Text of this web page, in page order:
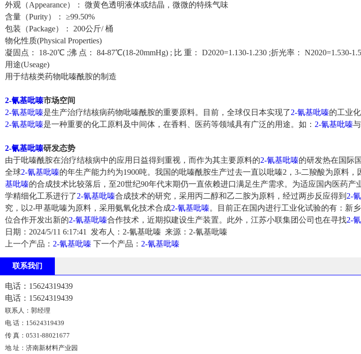
外观（Appearance）： 微黄色透明液体或结晶，微微的特殊气味
含量（Purity）： ≥99.50%
包装（Package）： 200公斤/ 桶
物化性质(Physical Properties)
凝固点： 18-20℃ ;沸 点： 84-87℃(18-20mmHg) ; 比 重： D2020=1.130-1.230 ;折光率： N2020=1.530-
用途(Useage)
用于结核类药物吡嗪酰胺的制造
2-氰基吡嗪市场空间
2-氰基吡嗪是生产治疗结核病药物吡嗪酰胺的重要原料。目前，全球仅日本实现了2-氰基吡嗪的工业
2-氰基吡嗪是一种重要的化工原料及中间体，在香料、医药等领域具有广泛的用途。如： 2-氰基吡嗪
2-氰基吡嗪研发态势
由于吡嗪酰胺在治疗结核病中的应用日益得到重视，而作为其主要原料的2-氰基吡嗪的研发热在国际
全球2-氰基吡嗪的年生产能力约为1900吨。我国的吡嗪酰胺生产过去一直以吡嗪2，3-二羧酸为原料
基吡嗪的合成技术比较落后，至20世纪90年代末期仍一直依赖进口满足生产需求。为适应国内医药
学精细化工系进行了2-氰基吡嗪合成技术的研究，采用丙二醇和乙二胺为原料，经过两步反应得到 2-
究，以2-甲基吡嗪为原料，采用氨氧化技术合成2-氰基吡嗪。目前正在国内进行工业化试验的有：新
位合作开发出新的2-氰基吡嗪合作技术，近期拟建设生产装置。此外，江苏小联集团公司也在寻找2-
日期：2024/5/11 6:17:41 发布人：2-氰基吡嗪 来源：2-氰基吡嗪
上一个产品： 2-氰基吡嗪 下一个产品： 2-氰基吡嗪
联系我们
电话：15624319439
电话：15624319439
联系人：郭经理
电 话：15624319439
传 真：0531-88021677
地 址：济南新材料产业园